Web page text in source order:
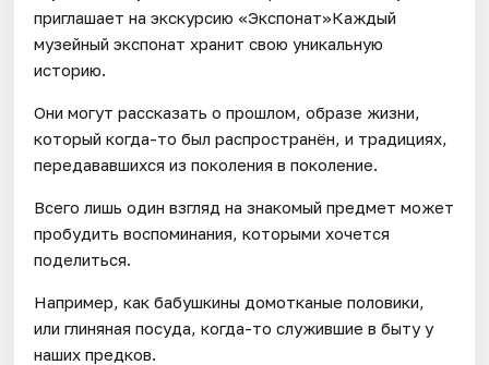
приглашает на экскурсию «Экспонат»Каждый
музейный экспонат хранит свою уникальную
историю.
Они могут рассказать о прошлом, образе жизни,
который когда-то был распространён, и традициях,
передававшихся из поколения в поколение.
Всего лишь один взгляд на знакомый предмет может
пробудить воспоминания, которыми хочется
поделиться.
Например, как бабушкины домотканые половики,
или глиняная посуда, когда-то служившие в быту у
наших предков.